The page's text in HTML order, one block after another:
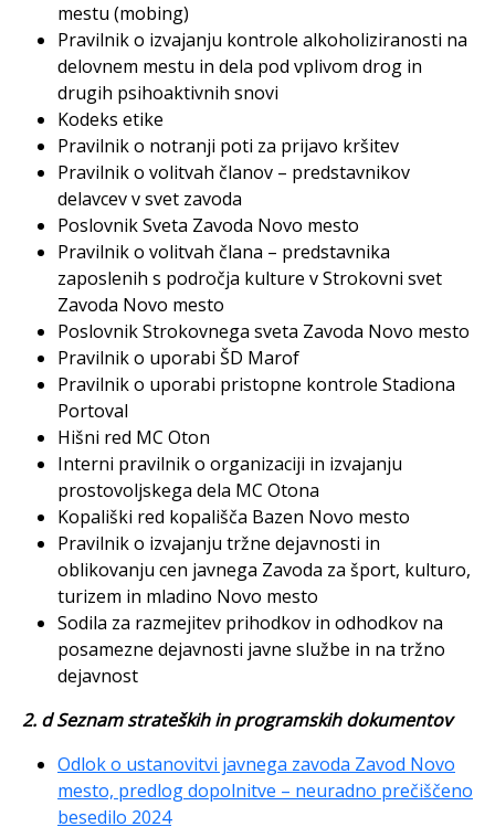
mestu (mobing)
Pravilnik o izvajanju kontrole alkoholiziranosti na
delovnem mestu in dela pod vplivom drog in
drugih psihoaktivnih snovi
Kodeks etike
Pravilnik o notranji poti za prijavo kršitev
Pravilnik o volitvah članov – predstavnikov
delavcev v svet zavoda
Poslovnik Sveta Zavoda Novo mesto
Pravilnik o volitvah člana – predstavnika
zaposlenih s področja kulture v Strokovni svet
Zavoda Novo mesto
Poslovnik Strokovnega sveta Zavoda Novo mesto
Pravilnik o uporabi ŠD Marof
Pravilnik o uporabi pristopne kontrole Stadiona
Portoval
Hišni red MC Oton
Interni pravilnik o organizaciji in izvajanju
prostovoljskega dela MC Otona
Kopališki red kopališča Bazen Novo mesto
Pravilnik o izvajanju tržne dejavnosti in
oblikovanju cen javnega Zavoda za šport, kulturo,
turizem in mladino Novo mesto
Sodila za razmejitev prihodkov in odhodkov na
posamezne dejavnosti javne službe in na tržno
dejavnost
2. d Seznam strateških in programskih dokumentov
Odlok o ustanovitvi javnega zavoda Zavod Novo
mesto, predlog dopolnitve – neuradno prečiščeno
besedilo 2024